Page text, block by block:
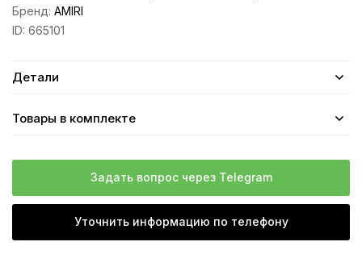
Бренд: AMIRI
ID: 665101
Детали
Товары в комплекте
Задать вопрос через Telegram
Уточнить информацию по телефону